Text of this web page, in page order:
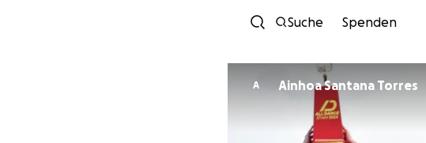
Suche Spenden
A Ainhoa Santana Torres